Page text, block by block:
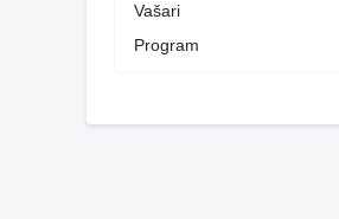
Vašari
Program